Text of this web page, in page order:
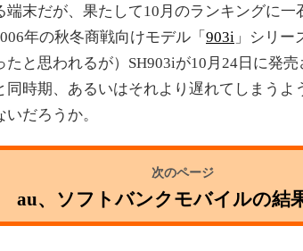
端末だが、果たして10月のランキングに
年の秋冬商戦向けモデル「 903i 」シリー
たと思われるが）SH903iが10月24日に発
同時期、あるいはそれより遅れてしまうよ
だろうか。
au、ソフトバンクモバイルの結